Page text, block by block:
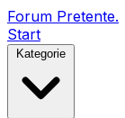
Forum Pretente.
Start
Kategorie